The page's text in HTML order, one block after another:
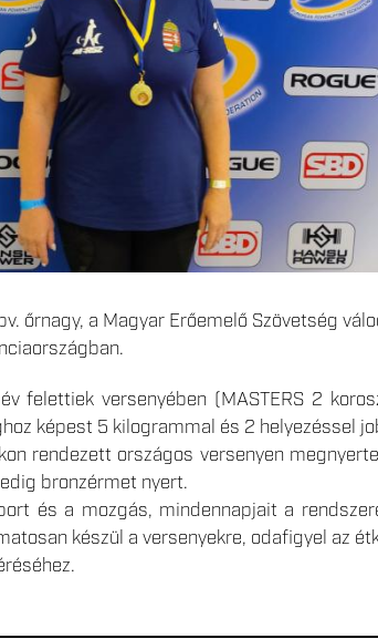
őrnagy, a Magyar Erőemelő Szövetség
felettiek versenyében (MASTERS 2
képest 5 kilogrammal és 2 helyezéssel
rendezett országos versenyen
bronzérmet nyert.
és a mozgás, mindennapjait a
készül a versenyekre, odafigyel az